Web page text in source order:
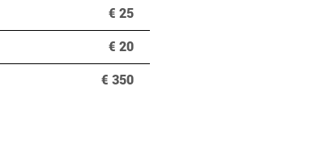
€ 25
€ 20
€ 350